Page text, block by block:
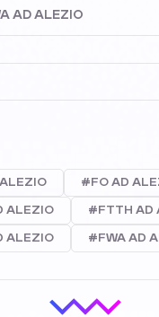
AD ALEZIO
#FO AD
ALEZIO #FTTH AD
ALEZIO #FWA AD